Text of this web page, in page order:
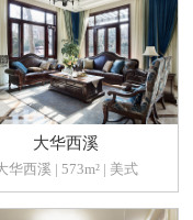
大华西溪
华西溪 | 573m² | 美式